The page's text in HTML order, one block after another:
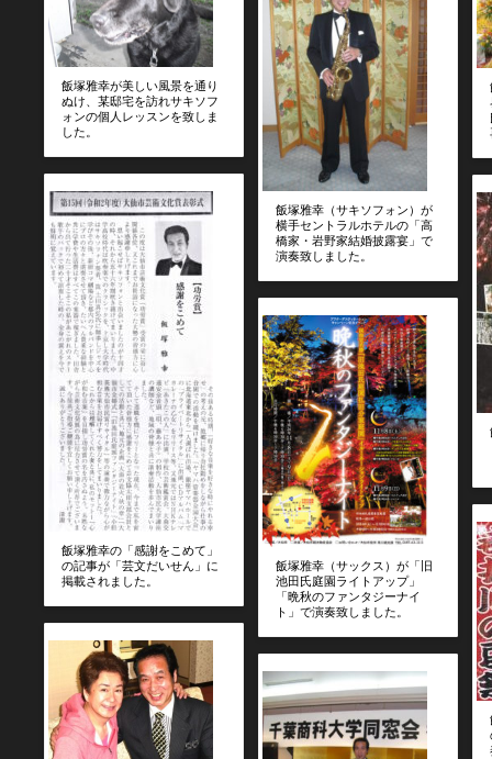
飯塚雅幸が美しい風景を通り
ぬけ、某邸宅を訪れサキソフ
ォンの個人レッスンを致しま
した。
飯塚雅幸の「感謝をこめて」
の記事が「芸文だいせん」に
掲載されました。
飯塚雅幸（サキソフォン）が
横手セントラルホテルの「高
橋家・岩野家結婚披露宴」で
演奏致しました。
飯塚雅幸（サックス）が「旧
池田氏庭園ライトアップ」
「晩秋のファンタジーナイ
ト」で演奏致しました。